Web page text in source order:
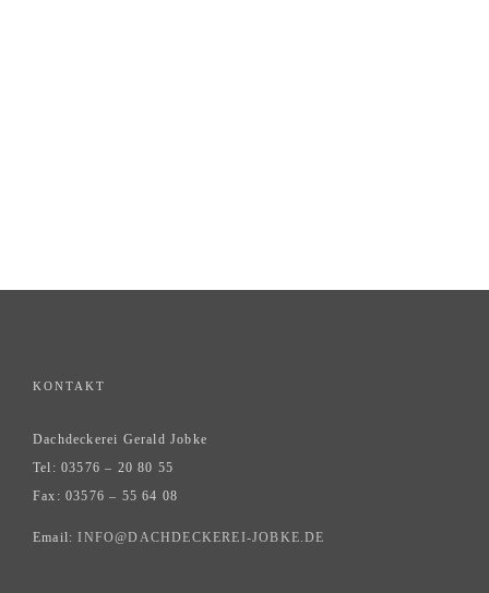
KONTAKT
Dachdeckerei Gerald Jobke
Tel: 03576 – 20 80 55
Fax: 03576 – 55 64 08
Email:INFO@DACHDECKEREI-JOBKE.DE